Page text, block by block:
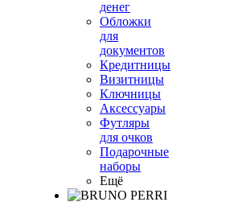
денег
Обложки
для
документов
Кредитницы
Визитницы
Ключницы
Аксессуары
Футляры
для очков
Подарочные
наборы
Ещё